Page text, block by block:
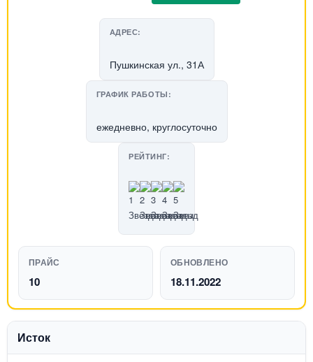
АДРЕС:
Пушкинская ул., 31А
ГРАФИК РАБОТЫ:
ежедневно, круглосуточно
РЕЙТИНГ:
ПРАЙС
10
ОБНОВЛЕНО
18.11.2022
Исток